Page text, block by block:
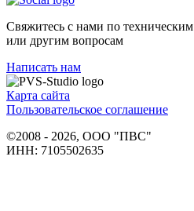
Свяжитесь с нами по техническим
или другим вопросам
Написать нам
Карта сайта
Пользовательское соглашение
©2008 - 2026, ООО "ПВС"
ИНН: 7105502635